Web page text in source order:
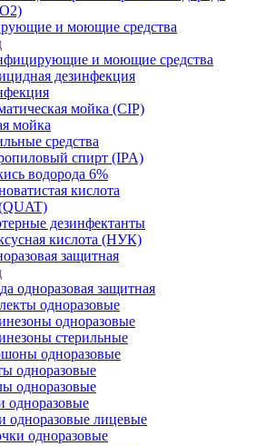
и моющие средства
и моющие средства
дезинфекция
мойка (CIP)
мойка
средства
спирт (IPA)
водорода 6%
кислота
дезинфектанты
кислота (НУК)
защитная
одноразовая защитная
одноразовые
одноразовые
стерильные
одноразовые
одноразовые
одноразовые
одноразовые
одноразовые лицевые
одноразовые